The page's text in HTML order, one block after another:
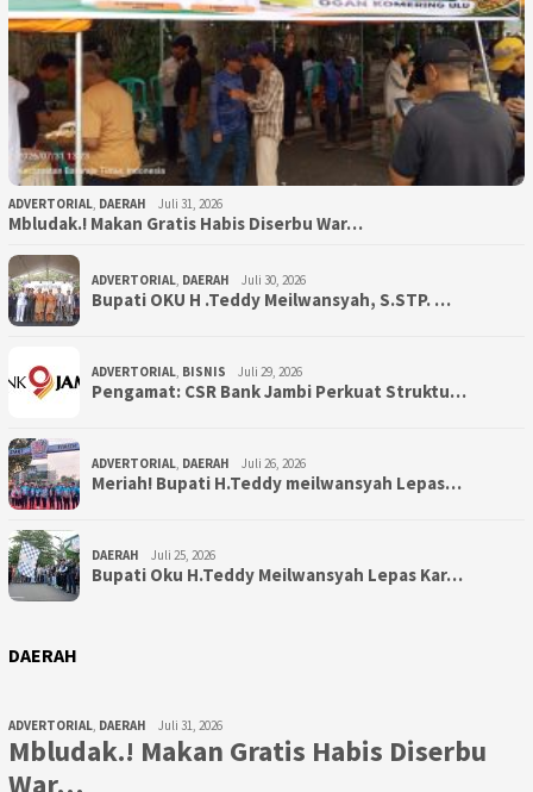
ADVERTORIAL, DAERAH Juli 31, 2026
Mbludak.! Makan Gratis Habis Diserbu War…
ADVERTORIAL, DAERAH Juli 30, 2026
Bupati OKU H .Teddy Meilwansyah, S.STP. …
ADVERTORIAL, BISNIS Juli 29, 2026
Pengamat: CSR Bank Jambi Perkuat Struktu…
ADVERTORIAL, DAERAH Juli 26, 2026
Meriah! Bupati H.Teddy meilwansyah Lepas…
DAERAH Juli 25, 2026
Bupati Oku H.Teddy Meilwansyah Lepas Kar…
DAERAH
ADVERTORIAL, DAERAH Juli 31, 2026
Mbludak.! Makan Gratis Habis Diserbu
War…